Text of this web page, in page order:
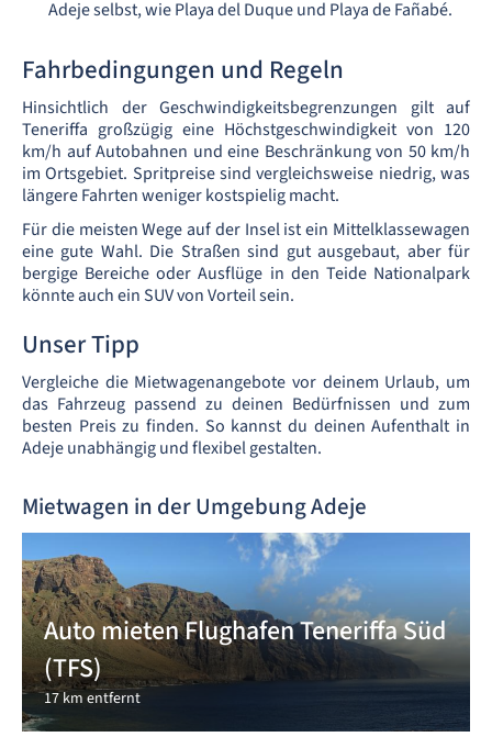
Adeje selbst, wie Playa del Duque und Playa de Fañabé.
Fahrbedingungen und Regeln
Hinsichtlich der Geschwindigkeitsbegrenzungen gilt auf
Teneriffa großzügig eine Höchstgeschwindigkeit von 120
km/h auf Autobahnen und eine Beschränkung von 50 km/h
im Ortsgebiet. Spritpreise sind vergleichsweise niedrig, was
längere Fahrten weniger kostspielig macht.
Für die meisten Wege auf der Insel ist ein Mittelklassewagen
eine gute Wahl. Die Straßen sind gut ausgebaut, aber für
bergige Bereiche oder Ausflüge in den Teide Nationalpark
könnte auch ein SUV von Vorteil sein.
Unser Tipp
Vergleiche die Mietwagenangebote vor deinem Urlaub, um
das Fahrzeug passend zu deinen Bedürfnissen und zum
besten Preis zu finden. So kannst du deinen Aufenthalt in
Adeje unabhängig und flexibel gestalten.
Mietwagen in der Umgebung Adeje
Auto mieten Flughafen Teneriffa Süd
(TFS)
17 km entfernt